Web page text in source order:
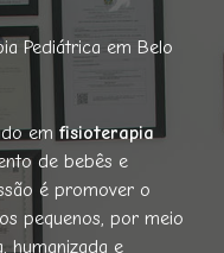
Pediátrica em Belo
em fisioterapia
de bebês e
é promover o
pequenos, por meio
humanizada e